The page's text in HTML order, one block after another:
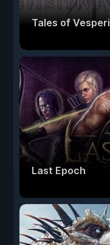
Tales of
Last Epoch